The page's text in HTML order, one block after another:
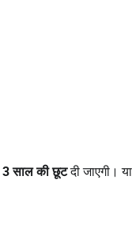
3साल की छूटदी जाएगी।